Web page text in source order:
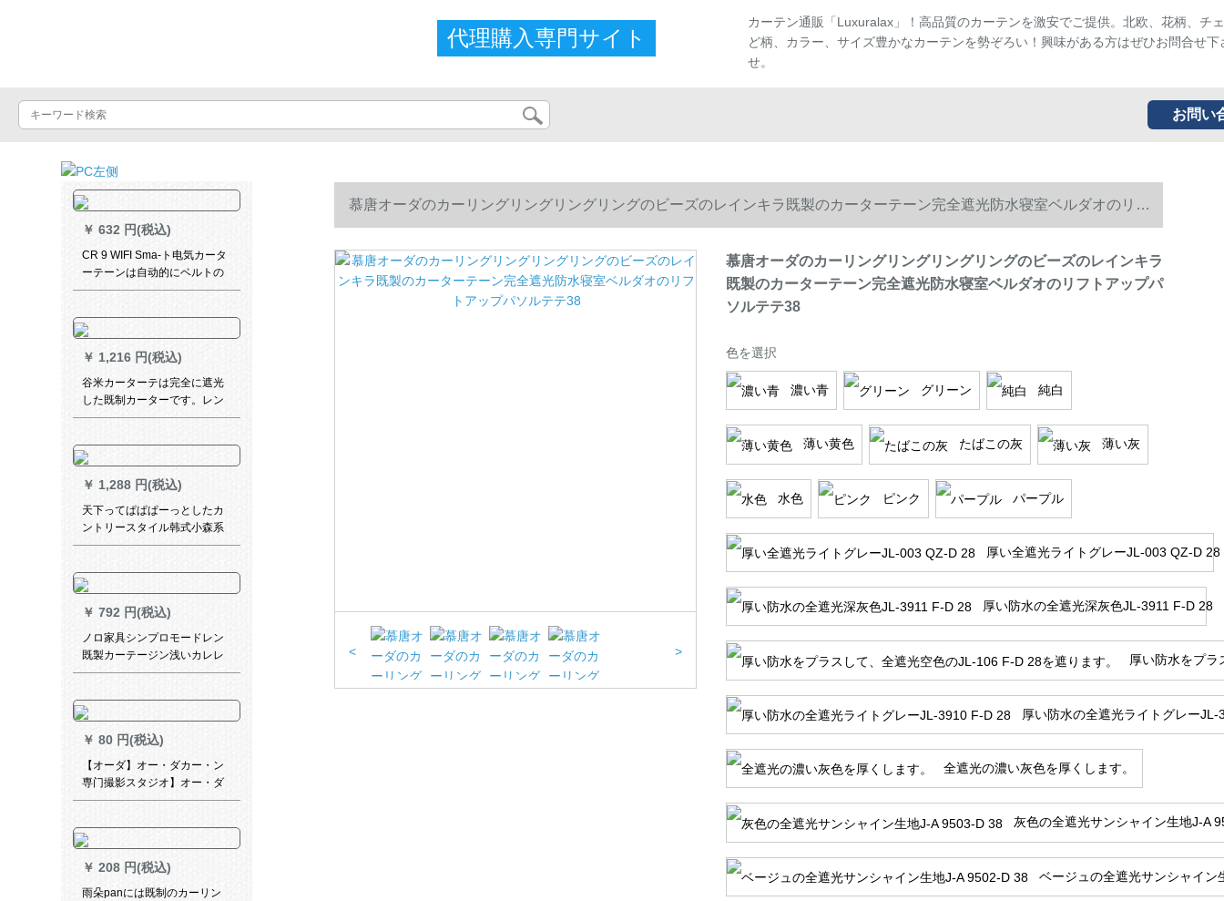
代理購入専門サイト
カーテン通販「Luxuralax」！高品質のカーテンを激安でご提供。北欧、花柄、チ
ど柄、カラー、サイズ豊かなカーテンを勢ぞろい！興味がある方はぜひお問合せ下
せ。
お問い
￥ 632 円(税込)
CR 9 WIFI Sma-ト电気カータ
ーテーンは自动的にベルトの
精霊音响コートントラックト
PFK-GD 01-02に合する。
￥ 1,216 円(税込)
谷米カーターテは完全に遮光
した既制カーターです。レン
タルムの寝室に窓がありま
の両面のピンクの幅は2メトル
*高さ2.7メトル/1枚です。
￥ 1,288 円(税込)
天下ってぱぱぱーっとしたカ
ントリースタイル韩式小森系
无地の刺繍糸カスチャリング
ターテン遮光カーンMT 024绢
织物二重层米黄--(布纱カーテ
ン一体)【连结】2.0×2.7メト
ル高1枚を无料で短いです。
￥ 792 円(税込)
ノロ家具シンプロモードレン
既製カーテージン浅いカレレ
色の遮光会議室オレフィン寝
カテルテルテル色布普通連結
モデル幅2 m*高2.5 m/1片
￥ 80 円(税込)
【オーダ】オー・ダカー・ン
専门撮影スタジオ】オー・ダ
カン専门撮影10元
￥ 208 円(税込)
雨朵panには既制のカーリン
慕唐オーダのカーリングリングリングリングのビーズのレインキラ既製のカーターテーン完全遮光防水寝室ベルダオのリフ
トアップパソルテテ38
< >
慕唐オーダのカーリングリングリングリングのビーズのレインキラ
既製のカーターテーン完全遮光防水寝室ベルダオのリフトアップパ
ソルテテ38
色を選択
濃い青 グリーン 純白
薄い黄色 たばこの灰 薄い灰
水色 ピンク パープル
厚い全遮光ライトグレーJL-003 QZ-D 28
厚い防水の全遮光深灰色JL-3911 F-D 28
厚い防水をプ
厚い防水の全遮光ライトグレーJL-
全遮光の濃い灰色を厚くします。
灰色の全遮光サンシャイン生地J-A
ベージュの全遮光サンシャイン